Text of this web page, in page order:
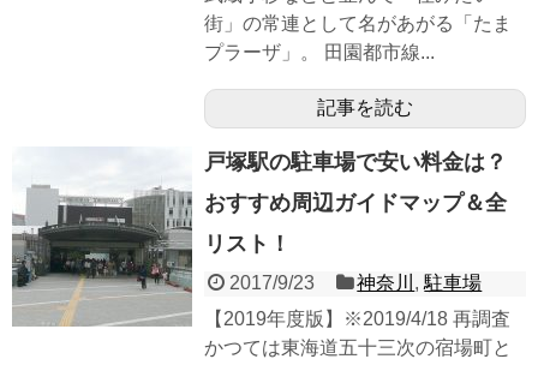
街」の常連として名があがる「たま
プラーザ」。 田園都市線...
記事を読む
戸塚駅の駐車場で安い料金は？
おすすめ周辺ガイドマップ＆全
リスト！
2017/9/23 神奈川 ,駐車場
【2019年度版】※2019/4/18 再調査
かつては東海道五十三次の宿場町と